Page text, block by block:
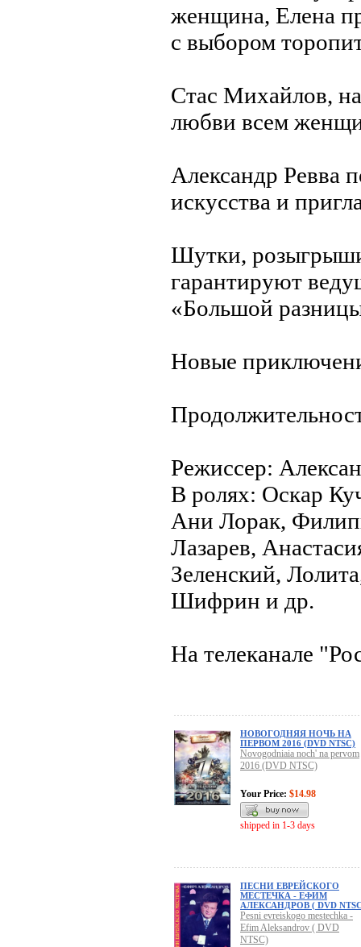
женщина, Елена
с выбором
Стас Михайлов,
любви всем
Александр Ревва
искусства и
Шутки,
гарантируют
«Большой
Новые
Режиссер:
В ролях: Оскар
Ани Лорак,
Лазарев,
Зеленский,
Шифрин и др.
На телеканале
НОВОГОДНЯЯ НОЧЬ НА
ПЕРВОМ 2016 (DVD NTSC)
Novogodniaia noch' na pervom
2016 (DVD NTSC)
Your Price: $14.98
shipped in 1-3 days
ПЕСНИ ЕВРЕЙСКОГО
МЕСТЕЧКА - ЕФИМ
АЛЕКСАНДРОВ ( DVD
Pesni evreiskogo mestechka -
Efim Aleksandrov ( DVD
NTSC)